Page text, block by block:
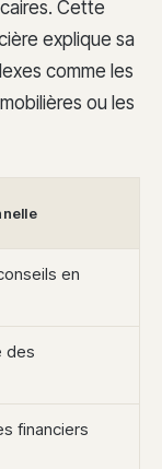
Cette
explique sa
comme les
ou les
en
des
financiers